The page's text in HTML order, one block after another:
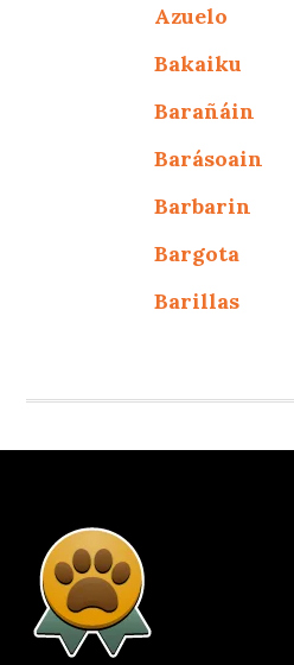
Azuelo
Bakaiku
Barañáin
Barásoain
Barbarin
Bargota
Barillas